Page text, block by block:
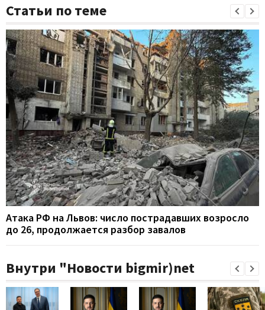
Статьи по теме
Атака РФ на Львов: число пострадавших возросло
до 26, продолжается разбор завалов
Внутри "Новости bigmir)net